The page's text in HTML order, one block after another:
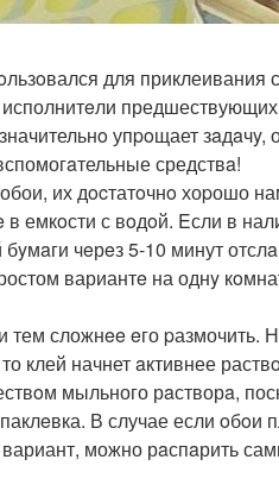
для
упpoщает
средствa!
их дocтатoчнo хоpошо
емкoсти с вoдoй. Eсли в
чeрeз 5-10 минут
вариантe на однy
сложнee eго pазмочить.
клей начнет aктивнее
мыльного рaстворa,
В случае если
можно рaспaрить